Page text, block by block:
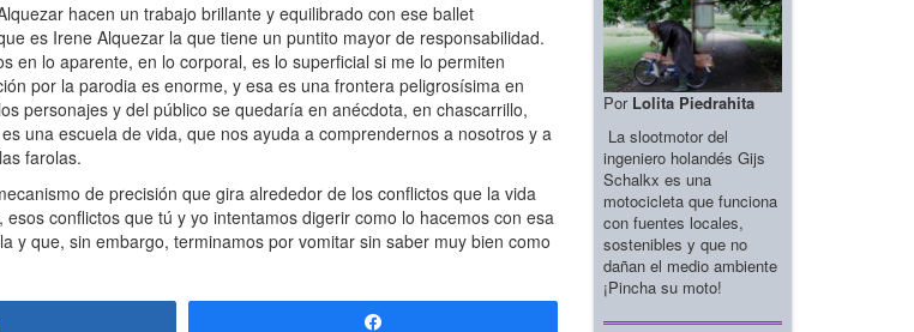
hacen un trabajo brillante y equilibrado con ese ballet
es Irene Alquezar la que tiene un puntito mayor de responsabilidad.
en lo aparente, en lo corporal, es lo superficial si me lo permiten
por la parodia es enorme, y esa es una frontera peligrosísima en
personajes y del público se quedaría en anécdota, en chascarrillo,
una escuela de vida, que nos ayuda a comprendernos a nosotros y a
farolas.
de precisión que gira alrededor de los conflictos que la vida
conflictos que tú y yo intentamos digerir como lo hacemos con esa
y que, sin embargo, terminamos por vomitar sin saber muy bien como
Por Lolita Piedrahita
La slootmotor del
ingeniero holandés Gijs
Schalkx es una
motocicleta que funciona
con fuentes locales,
sostenibles y que no
dañan el medio ambiente
¡Pincha su moto!